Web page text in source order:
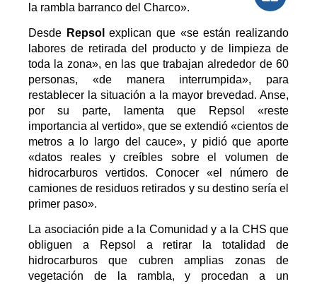
la rambla barranco del Charco».
Desde Repsolexplican que «se están realizando
labores de retirada del producto y de limpieza de
toda la zona», en las que trabajan alrededor de 60
personas, «de manera interrumpida», para
restablecer la situación a la mayor brevedad. Anse,
por su parte, lamenta que Repsol «reste
importancia al vertido», que se extendió «cientos de
metros a lo largo del cauce», y pidió que aporte
«datos reales y creíbles sobre el volumen de
hidrocarburos vertidos. Conocer «el número de
camiones de residuos retirados y su destino sería el
primer paso».
La asociación pide a la Comunidad y a la CHS que
obliguen a Repsol a retirar la totalidad de
hidrocarburos que cubren amplias zonas de
vegetación de la rambla, y procedan a un